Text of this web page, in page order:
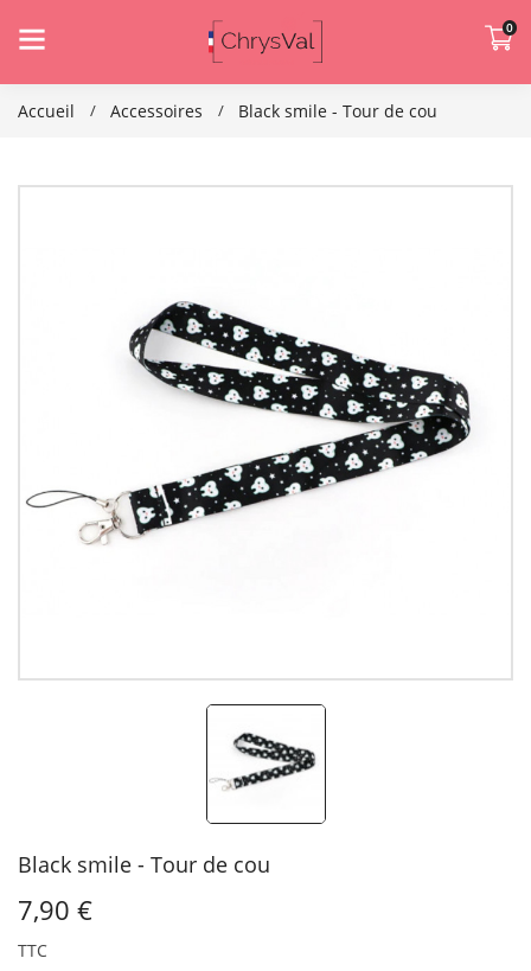
0
Accueil Accessoires Black smile - Tour de cou
Black smile - Tour de cou
7,90 €
TTC